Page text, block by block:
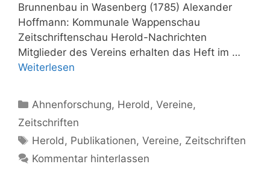
Brunnenbau in Wasenberg (1785) Alexander
Hoffmann: Kommunale Wappenschau
Zeitschriftenschau Herold-Nachrichten
Mitglieder des Vereins erhalten das Heft im …
Weiterlesen
Kategorien
Ahnenforschung, Herold ,Vereine,
Zeitschriften
Schlagwörter
Herold , Publikationen,Vereine, Zeitschriften
Kommentar hinterlassen